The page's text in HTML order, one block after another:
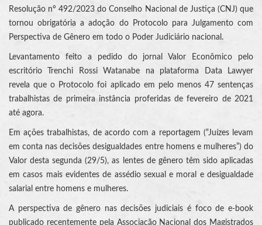
Resolução nº 492/2023 do Conselho Nacional de Justiça (CNJ) que
tornou obrigatória a adoção do Protocolo para Julgamento com
Perspectiva de Gênero em todo o Poder Judiciário nacional.
Levantamento feito a pedido do jornal Valor Econômico pelo
escritório Trenchi Rossi Watanabe na plataforma Data Lawyer
revela que o Protocolo foi aplicado em pelo menos 47 sentenças
trabalhistas de primeira instância proferidas de fevereiro de 2021
até agora.
Em ações trabalhistas, de acordo com a reportagem (“Juízes levam
em conta nas decisões desigualdades entre homens e mulheres”) do
Valor desta segunda (29/5), as lentes de gênero têm sido aplicadas
em casos mais evidentes de assédio sexual e moral e desigualdade
salarial entre homens e mulheres.
A perspectiva de gênero nas decisões judiciais é foco de e-book
publicado recentemente pela Associação Nacional dos Magistrados